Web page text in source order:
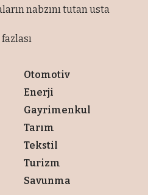
nabzını tutan usta
Otomotiv
Enerji
Gayrimenkul
Tarım
Tekstil
Turizm
Savunma